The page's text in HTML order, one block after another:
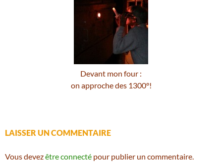
Devant mon four :
on approche des 1300°!
LAISSER UN COMMENTAIRE
Vous devezêtre connecté pour publier un commentaire.